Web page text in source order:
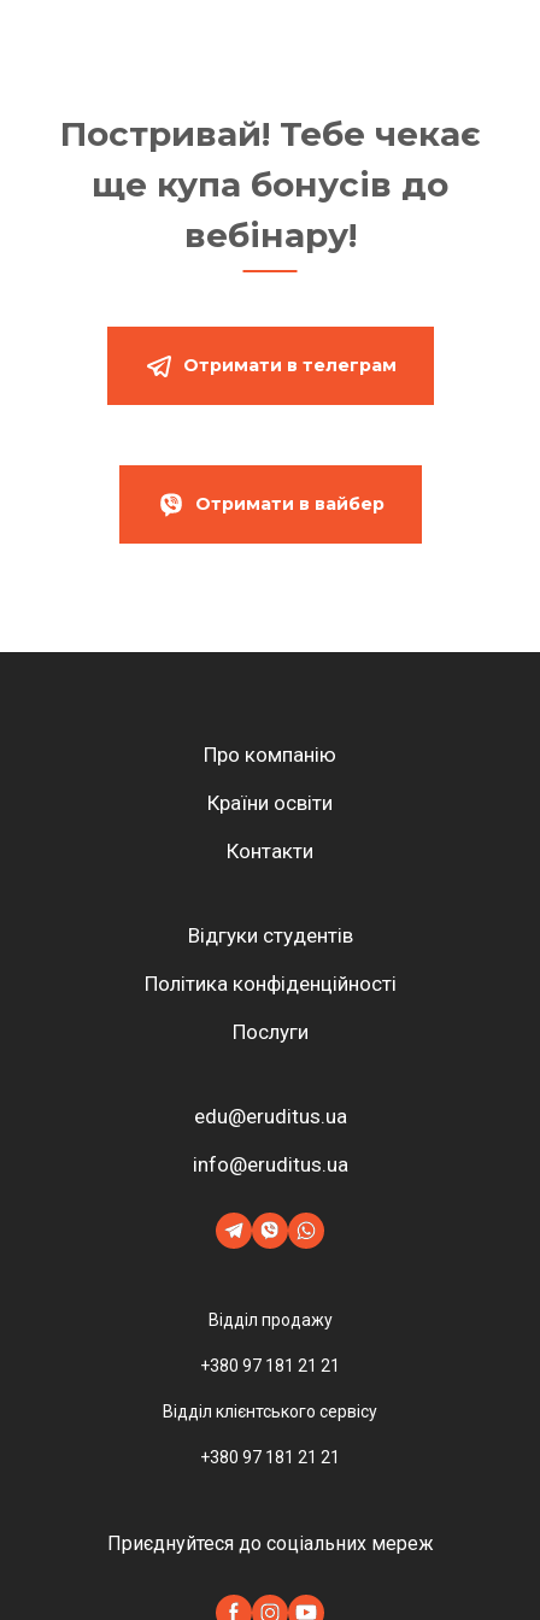
Постривай! Тебе чекає
ще купа бонусів до
вебінару!
Отримати в телеграм
Отримати в вайбер
Про компанію
Країни освіти
Контакти
Відгуки студентів
Політика конфіденційності
Послуги
edu@eruditus.ua
info@eruditus.ua
Відділ продажу
+380 97 181 21 21
Відділ клієнтського сервісу
+380 97 181 21 21
Приєднуйтеся до соціальних мереж